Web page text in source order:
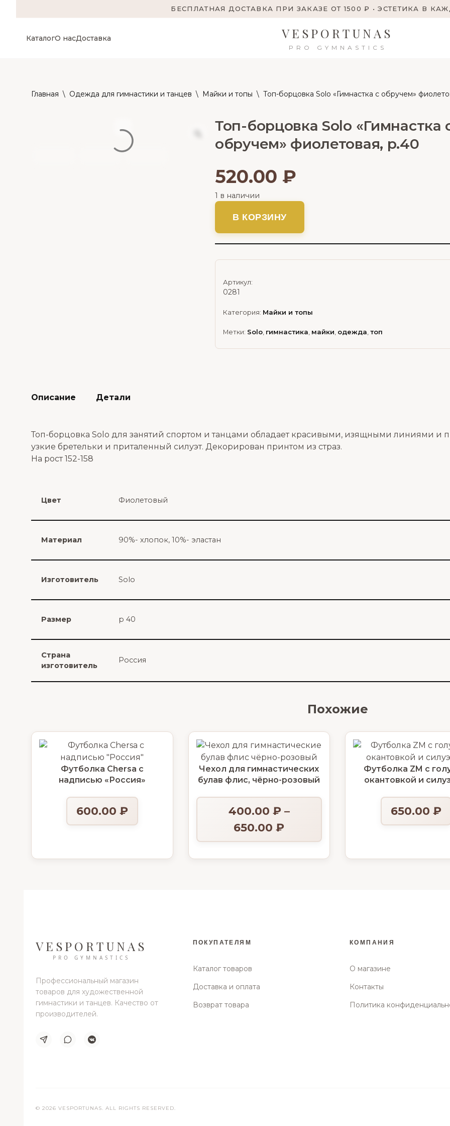
БЕСПЛАТНАЯ ДОСТАВКА ПРИ ЗАКАЗЕ ОТ 1500 ₽ • ЭСТЕТИКА В
КаталогО насДоставка VESPORTUNAS
PRO GYMNASTICS
Главная \ Одежда для гимнастики и танцев \ Майки и топы \ Топ-борцовка Solo «Гимнастка с обручем»
Топ-борцовка Solo «Гимнастка
обручем» фиолетовая, р.40
520.00 ₽
1 в наличии
В КОРЗИНУ
Артикул:
0281
Категория: Майки и топы
Метки: Solo гимнастика майки одежда топ
Описание Детали
Топ-борцовка Solo для занятий спортом и танцами обладает красивыми, изящными линиями и
узкие бретельки и приталенный силуэт. Декорирован принтом из страз.
На рост 152-158
Цвет Фиолетовый
Материал 90%- хлопок, 10%- эластан
Изготовитель Solo
Размер р 40
Страна
изготовитель
Россия
Похожие
Футболка Chersa с
надписью «Россия»
600.00 ₽
Чехол для гимнастических
булав флис, чёрно-розовый
400.00 ₽ –
650.00₽
Футболка ZM с
окантовкой и
650.00 ₽
VESPORTUNAS
PRO GYMNASTICS
Профессиональный магазин
товаров для художественной
гимнастики и танцев. Качество от
производителей.
ПОКУПАТЕЛЯМ
Каталог товаров
Доставка и оплата
Возврат товара
КОМПАНИЯ
О магазине
Контакты
Политика
© 2026 VESPORTUNAS. ALL RIGHTS RESERVED.